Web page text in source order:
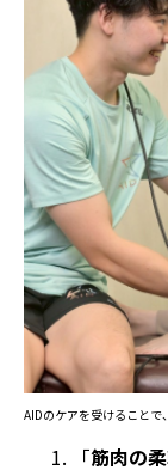
AIDのケアを受けることで
「筋肉の